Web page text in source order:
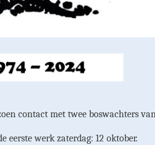
contact met twee boswachters
eerste werk zaterdag: 12 oktober.